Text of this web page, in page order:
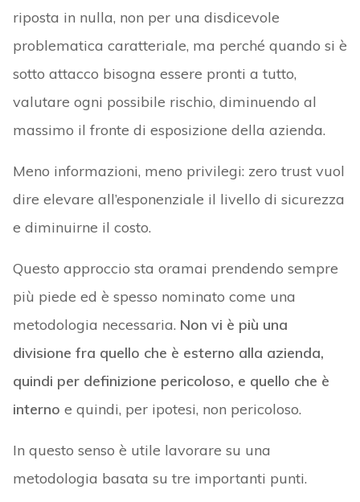
riposta in nulla, non per una disdicevole
problematica caratteriale, ma perché quando si è
sotto attacco bisogna essere pronti a tutto,
valutare ogni possibile rischio, diminuendo al
massimo il fronte di esposizione della azienda.
Meno informazioni, meno privilegi: zero trust vuol
dire elevare all’esponenziale il livello di sicurezza
e diminuirne il costo.
Questo approccio sta oramai prendendo sempre
più piede ed è spesso nominato come una
metodologia necessaria. Non vi è più una
divisione fra quello che è esterno alla azienda,
quindi per definizione pericoloso, e quello che è
interno e quindi, per ipotesi, non pericoloso.
In questo senso è utile lavorare su una
metodologia basata su tre importanti punti.